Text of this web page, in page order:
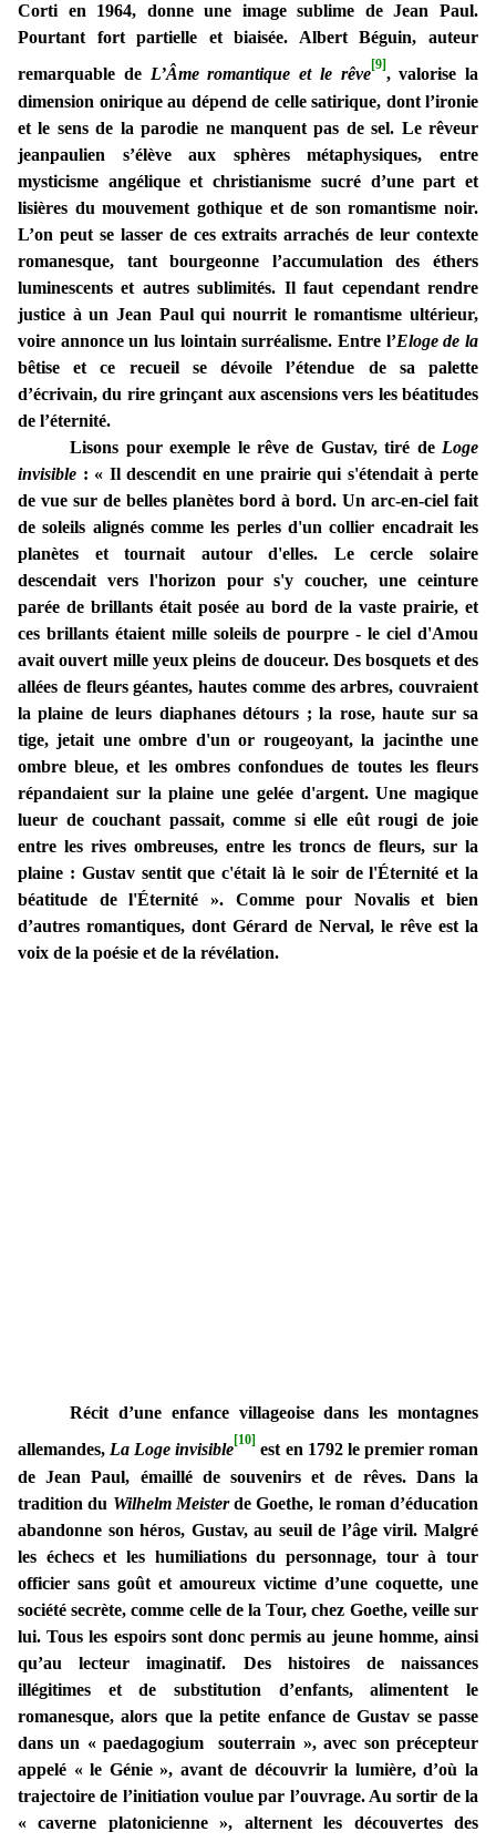
Corti en 1964, donne une image sublime de Jean Paul.
Pourtant fort partielle et biaisée. Albert Béguin, auteur
remarquable de L’Âme romantique et le rêve[9], valorise la
dimension onirique au dépend de celle satirique, dont l’ironie
et le sens de la parodie ne manquent pas de sel. Le rêveur
jeanpaulien s’élève aux sphères métaphysiques, entre
mysticisme angélique et christianisme sucré d’une part et
lisières du mouvement gothique et de son romantisme noir.
L’on peut se lasser de ces extraits arrachés de leur contexte
romanesque, tant bourgeonne l’accumulation des éthers
luminescents et autres sublimités. Il faut cependant rendre
justice à un Jean Paul qui nourrit le romantisme ultérieur,
voire annonce un lus lointain surréalisme. Entre l’Eloge de la
bêtise et ce recueil se dévoile l’étendue de sa palette
d’écrivain, du rire grinçant aux ascensions vers les béatitudes
de l’éternité.
Lisons pour exemple le rêve de Gustav, tiré de Loge
invisible : « Il descendit en une prairie qui s'étendait à perte
de vue sur de belles planètes bord à bord. Un arc-en-ciel fait
de soleils alignés comme les perles d'un collier encadrait les
planètes et tournait autour d'elles. Le cercle solaire
descendait vers l'horizon pour s'y coucher, une ceinture
parée de brillants était posée au bord de la vaste prairie, et
ces brillants étaient mille soleils de pourpre - le ciel d'Amou
avait ouvert mille yeux pleins de douceur. Des bosquets et des
allées de fleurs géantes, hautes comme des arbres, couvraient
la plaine de leurs diaphanes détours ; la rose, haute sur sa
tige, jetait une ombre d'un or rougeoyant, la jacinthe une
ombre bleue, et les ombres confondues de toutes les fleurs
répandaient sur la plaine une gelée d'argent. Une magique
lueur de couchant passait, comme si elle eût rougi de joie
entre les rives ombreuses, entre les troncs de fleurs, sur la
plaine : Gustav sentit que c'était là le soir de l'Éternité et la
béatitude de l'Éternité ». Comme pour Novalis et bien
d’autres romantiques, dont Gérard de Nerval, le rêve est la
voix de la poésie et de la révélation.
Récit d’une enfance villageoise dans les montagnes
allemandes, La Loge invisible[10] est en 1792 le premier roman
de Jean Paul, émaillé de souvenirs et de rêves. Dans la
tradition du Wilhelm Meisterde Goethe, le roman d’éducation
abandonne son héros, Gustav, au seuil de l’âge viril. Malgré
les échecs et les humiliations du personnage, tour à tour
officier sans goût et amoureux victime d’une coquette, une
société secrète, comme celle de la Tour, chez Goethe, veille sur
lui. Tous les espoirs sont donc permis au jeune homme, ainsi
qu’au lecteur imaginatif. Des histoires de naissances
illégitimes et de substitution d’enfants, alimentent le
romanesque, alors que la petite enfance de Gustav se passe
dans un « paedagogium souterrain », avec son précepteur
appelé « le Génie », avant de découvrir la lumière, d’où la
trajectoire de l’initiation voulue par l’ouvrage. Au sortir de la
« caverne platonicienne », alternent les découvertes des